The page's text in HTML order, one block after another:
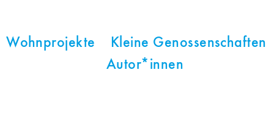
Wohnprojekte Kleine Genossenschaften
Autor*innen